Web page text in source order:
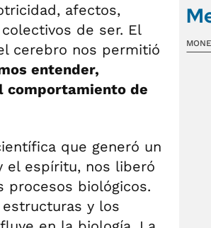
afectos,
de ser. El
cerebro nos permitió
entender,
comportamiento de
que generó un
el espíritu, nos liberó
procesos biológicos.
y los